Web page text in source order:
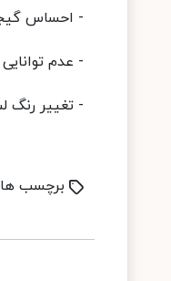
- احساس
- عدم
- تغییر رنگ
برچسب